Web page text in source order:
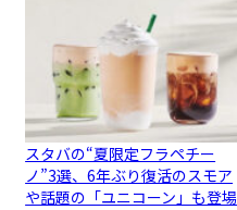
スタバの“夏限定フラペチー
ノ”3選、6年ぶり復活のスモア
や話題の「ユニコーン」も登場